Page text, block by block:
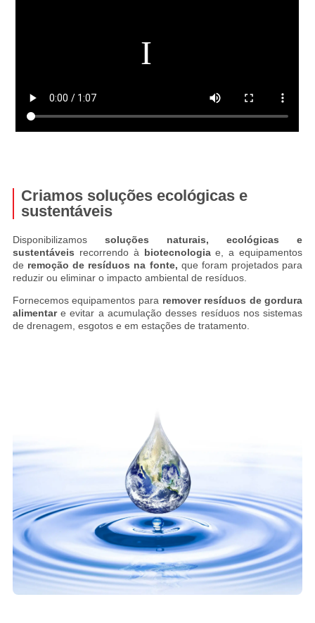
Criamos soluções ecológicas e
sustentáveis
Disponibilizamos soluções naturais, ecológicas e
sustentáveis recorrendo à biotecnologiae, a equipamentos
de remoção de resíduos na fonte, que foram projetados para
reduzir ou eliminar o impacto ambiental de resíduos.
Fornecemos equipamentos para remover resíduos de gordura
alimentare evitar a acumulação desses resíduos nos sistemas
de drenagem, esgotos e em estações de tratamento.